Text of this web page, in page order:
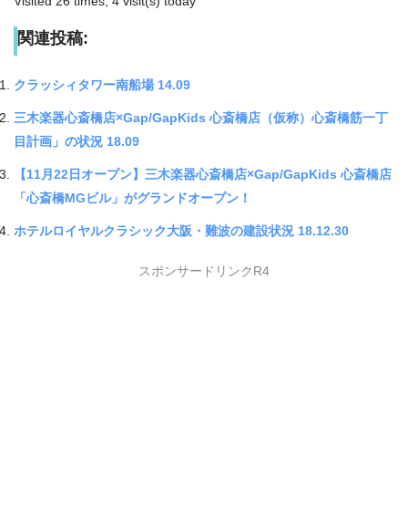
関連投稿:
クラッシィタワー南船場 14.09
三木楽器心斎橋店×Gap/GapKids 心斎橋店（仮称）心斎橋筋一丁
目計画」の状況 18.09
【11月22日オープン】三木楽器心斎橋店×Gap/GapKids 心斎橋店
「心斎橋MGビル」がグランドオープン！
ホテルロイヤルクラシック大阪・難波の建設状況 18.12.30
スポンサードリンクR4